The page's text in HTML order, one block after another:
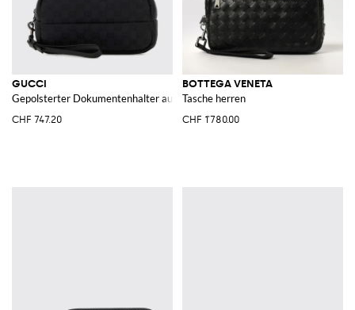
GUCCI
Gepolsterter Dokumentenhalter aus Nylon mit GG-Monogramm-Druck
CHF 747.20
BOTTEGA VENETA
Tasche herren
CHF 1'780.00